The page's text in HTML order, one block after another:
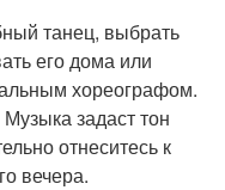
танец, выбрать
его дома или
хореографом.
задаст тон
отнеситесь к
вечера.